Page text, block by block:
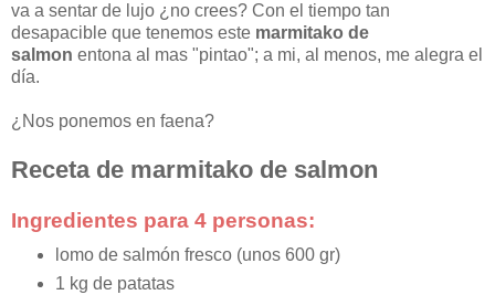
va a sentar de lujo ¿no crees? Con el tiempo tan
desapacible que tenemos este marmitako de
salmon entona al mas "pintao"; a mi, al menos, me alegra el
día.
¿Nos ponemos en faena?
Receta de marmitako de salmon
Ingredientes para 4 personas:
lomo de salmón fresco (unos 600 gr)
1 kg de patatas